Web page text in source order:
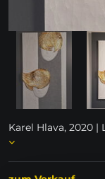
Karel Hlava, 2020 |